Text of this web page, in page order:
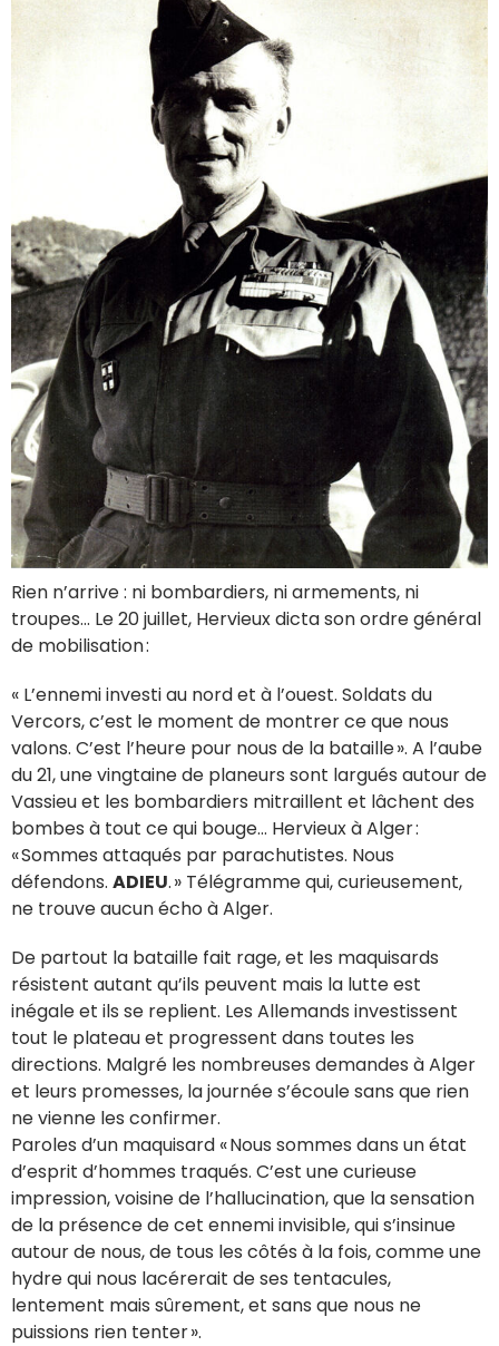
Rien n’arrive : ni bombardiers, ni armements, ni
troupes... Le 20 juillet, Hervieux dicta son ordre général
de mobilisation :
« L’ennemi investi au nord et à l’ouest. Soldats du
Vercors, c’est le moment de montrer ce que nous
valons. C’est l’heure pour nous de la bataille ». A l’aube
du 21, une vingtaine de planeurs sont largués autour de
Vassieu et les bombardiers mitraillent et lâchent des
bombes à tout ce qui bouge… Hervieux à Alger :
« Sommes attaqués par parachutistes. Nous
défendons. ADIEU. » Télégramme qui, curieusement,
ne trouve aucun écho à Alger.
De partout la bataille fait rage, et les maquisards
résistent autant qu’ils peuvent mais la lutte est
inégale et ils se replient. Les Allemands investissent
tout le plateau et progressent dans toutes les
directions. Malgré les nombreuses demandes à Alger
et leurs promesses, la journée s’écoule sans que rien
ne vienne les confirmer.
Paroles d’un maquisard « Nous sommes dans un état
d’esprit d’hommes traqués. C’est une curieuse
impression, voisine de l’hallucination, que la sensation
de la présence de cet ennemi invisible, qui s’insinue
autour de nous, de tous les côtés à la fois, comme une
hydre qui nous lacérerait de ses tentacules,
lentement mais sûrement, et sans que nous ne
puissions rien tenter ».